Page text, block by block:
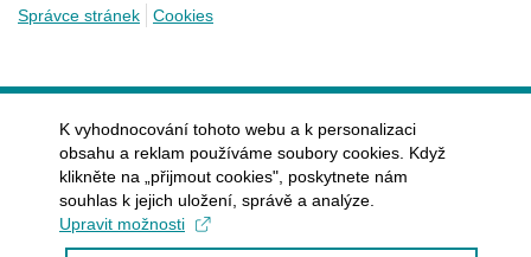
Správce stránek
Cookies
K vyhodnocování tohoto webu a k personalizaci
obsahu a reklam používáme soubory cookies. Když
klikněte na „přijmout cookies", poskytnete nám
souhlas k jejich uložení, správě a analýze.
Upravit možnosti